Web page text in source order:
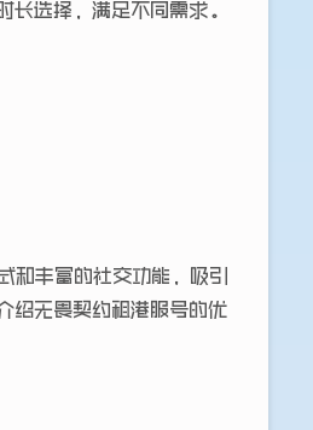
选择，满足不同需求。
和丰富的社交功能，吸引
绍无畏契约租港服号的优